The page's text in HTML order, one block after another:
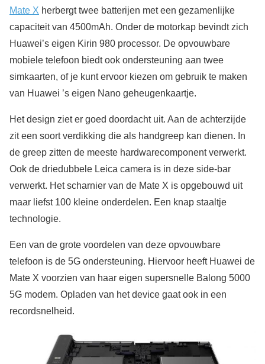
Mate X herbergt twee batterijen met een gezamenlijke
capaciteit van 4500mAh. Onder de motorkap bevindt zich
Huawei’s eigen Kirin 980 processor. De opvouwbare
mobiele telefoon biedt ook ondersteuning aan twee
simkaarten, of je kunt ervoor kiezen om gebruik te maken
van Huawei ’s eigen Nano geheugenkaartje.
Het design ziet er goed doordacht uit. Aan de achterzijde
zit een soort verdikking die als handgreep kan dienen. In
de greep zitten de meeste hardwarecomponent verwerkt.
Ook de driedubbele Leica camera is in deze side-bar
verwerkt. Het scharnier van de Mate X is opgebouwd uit
maar liefst 100 kleine onderdelen. Een knap staaltje
technologie.
Een van de grote voordelen van deze opvouwbare
telefoon is de 5G ondersteuning. Hiervoor heeft Huawei de
Mate X voorzien van haar eigen supersnelle Balong 5000
5G modem. Opladen van het device gaat ook in een
recordsnelheid.